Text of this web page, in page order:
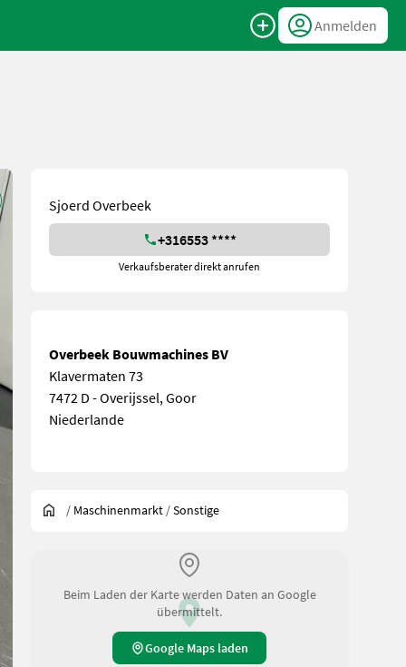
Anmelden
Sjoerd Overbeek
+316553 ****
Verkaufsberater direkt anrufen
Overbeek Bouwmachines BV
Klavermaten 73
7472 D - Overijssel, Goor
Niederlande
/ Maschinenmarkt /Sonstige
Beim Laden der Karte werden Daten an Google
übermittelt.
Google Maps laden